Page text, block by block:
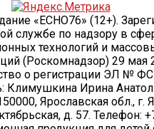
«ECHO76» (12+).
службе по надзору в
технологий и
(Роскомнадзор) 29 мая
о регистрации ЭЛ № ФС
Климушкина Ирина
Ярославская обл., г.
д. 57. Телефон: